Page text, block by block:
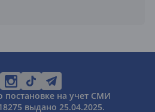
постановке на учет СМИ
выдано 25.04.2025.